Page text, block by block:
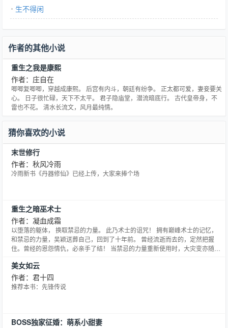
生不得闲
作者的其他小说
重生之我是康熙
作者：庄自在
唧唧复唧唧，穿越成康熙。 后宫有内斗，朝廷有纷争。 正太都可爱，妻妾要关
心。 日子很忙碌，天下不太平。 君子隐庙堂，潜流暗底行。 古代皇帝身，不
雷也不花。 清水长流文，风月最纯情。
猜你喜欢的小说
末世修行
作者：秋风冷雨
冷雨新书《丹器修仙》已经上传，大家来捧个场
重生之暗巫术士
作者：凝血成霜
以堕落的躯体， 换取禁忌的力量。 此乃术士的诅咒！ 拥有巅峰术士的记忆，
和禁忌的力量，吴颖送葬自己，回到了十年前。 曾经流逝而去的，定然把握
住。曾经的恩怨情仇，必亲手了结！ 当禁忌的力量重新使用时，大灾变亦随之
40219435
美女如云
作者：君十四
推荐本书：先锋传说
BOSS独家征婚：萌系小甜妻